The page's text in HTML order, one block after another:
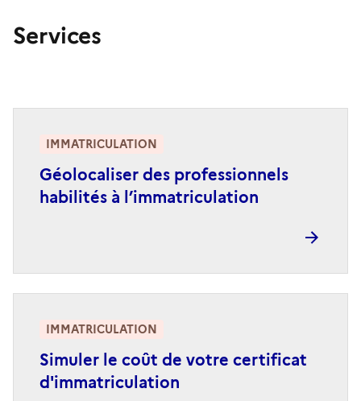
Services
Géolocaliser des professionnels
habilités à l’immatriculation
IMMATRICULATION
Simuler le coût de votre certificat
d'immatriculation
IMMATRICULATION